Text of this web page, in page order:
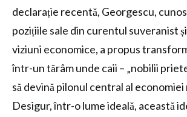
declarație recentă, Georgescu,
pozițiile sale din curentul suveranist
viziuni economice, a propus
într-un tărâm unde caii – „nobilii
să devină pilonul central al economiei
Desigur, într-o lume ideală, această